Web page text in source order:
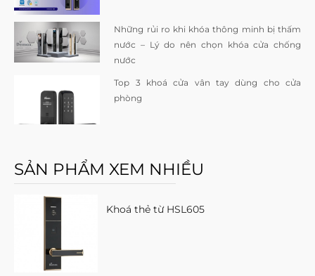
Những rủi ro khi khóa thông minh bị thấm
nước – Lý do nên chọn khóa cửa chống
nước
Top 3 khoá cửa vân tay dùng cho cửa
phòng
SẢN PHẨM XEM NHIỀU
Khoá thẻ từ HSL605